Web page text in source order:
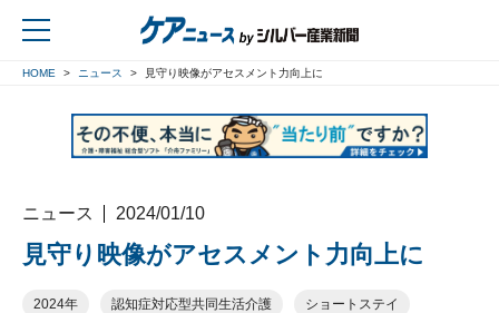
HOME ニュース 見守り映像がアセスメント力向上に
ニュース 2024/01/10
見守り映像がアセスメント力向上に
2024年 認知症対応型共同生活介護 ショートステイ